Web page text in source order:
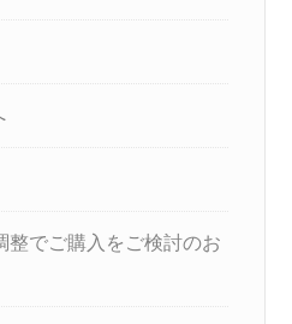
整でご購入をご検討のお